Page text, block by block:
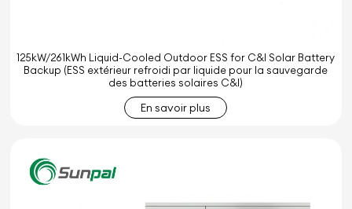
125kW/261kWh Liquid-Cooled Outdoor ESS for C&I Solar Battery
Backup (ESS extérieur refroidi par liquide pour la sauvegarde
des batteries solaires C&I)
En savoir plus